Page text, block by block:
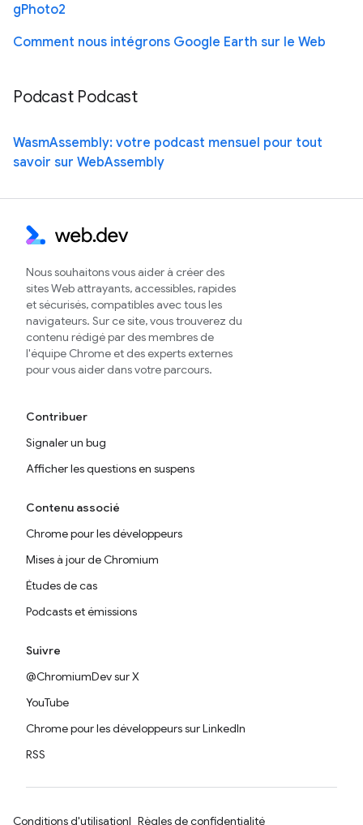
gPhoto2
Comment nous intégrons Google Earth sur le Web
Podcast Podcast
WasmAssembly: votre podcast mensuel pour tout
savoir sur WebAssembly
Nous souhaitons vous aider à créer des
sites Web attrayants, accessibles, rapides
et sécurisés, compatibles avec tous les
navigateurs. Sur ce site, vous trouverez du
contenu rédigé par des membres de
l'équipe Chrome et des experts externes
pour vous aider dans votre parcours.
Contribuer
Signaler un bug
Afficher les questions en suspens
Contenu associé
Chrome pour les développeurs
Mises à jour de Chromium
Études de cas
Podcasts et émissions
Suivre
@ChromiumDev sur X
YouTube
Chrome pour les développeurs sur LinkedIn
RSS
Conditions d'utilisation Règles de confidentialité